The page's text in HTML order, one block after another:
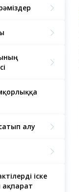
алу
іске
ақпарат